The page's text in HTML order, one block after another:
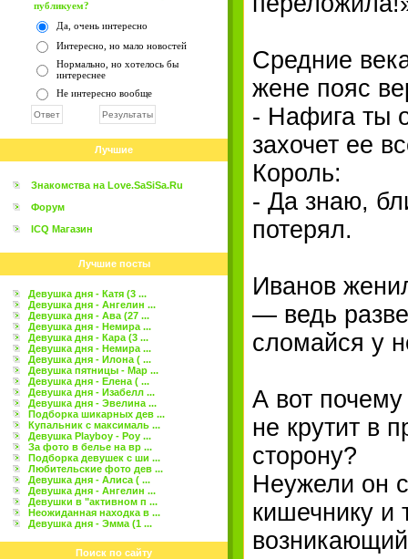
публикуем?
Да, очень интересно
Интересно, но мало новостей
Нормально, но хотелось бы
интереснее
Не интересно вообще
Лучшие
Знакомства на Love.SaSiSa.Ru
Форум
ICQ Магазин
Лучшие посты
Девушка дня - Катя (3 ...
Девушка дня - Ангелин ...
Девушка дня - Ава (27 ...
Девушка дня - Немира ...
Девушка дня - Кара (3 ...
Девушка дня - Немира ...
Девушка дня - Илона ( ...
Девушка пятницы - Мар ...
Девушка дня - Елена ( ...
Девушка дня - Изабелл ...
Девушка дня - Эвелина ...
Подборка шикарных дев ...
Купальник с максималь ...
Девушка Playboy - Роу ...
За фото в белье на вр ...
Подборка девушек с ши ...
Любительские фото дев ...
Девушка дня - Алиса ( ...
Девушка дня - Ангелин ...
Девушки в "активном п ...
Неожиданная находка в ...
Девушка дня - Эмма (1 ...
Поиск по сайту
Средние
жене пояс
- Нафига ты
захочет ее
Король:
- Да знаю,
потерял.
Иванов
— ведь
сломайся у
А вот
не крутит в
сторону?
Неужели он
кишечнику и